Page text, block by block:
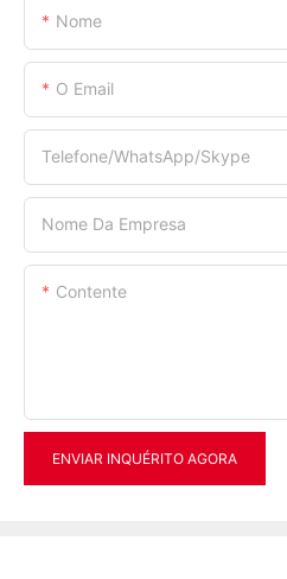
Nome
O Email
Telefone/WhatsApp/Skype
Nome Da Empresa
Contente
ENVIAR INQUÉRITO AGORA